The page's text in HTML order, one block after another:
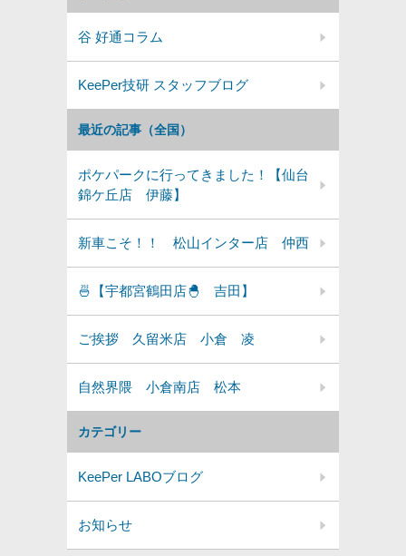
カテゴリー
KeePer LABOブログ
お知らせ
最近の記事（全国）
ポケパークに行ってきました！【仙台
錦ケ丘店 伊藤】
新車こそ！！ 松山インター店 仲西
🍜【宇都宮鶴田店🐣 吉田】
ご挨拶 久留米店 小倉 凌
自然界隈 小倉南店 松本
谷 好通コラム
KeePer技研 スタッフブログ